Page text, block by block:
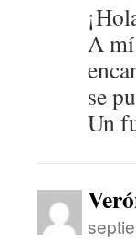
A
se
Un